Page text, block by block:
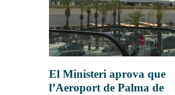
El Ministeri aprova que
l’Aeroport de Palma de